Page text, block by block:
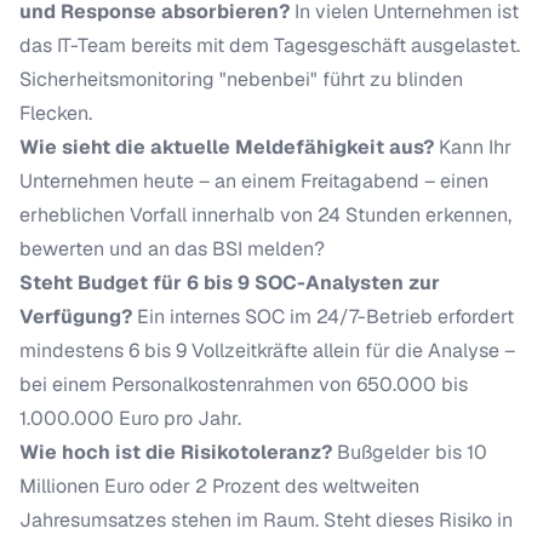
und Response absorbieren? In vielen Unternehmen ist
das IT-Team bereits mit dem Tagesgeschäft ausgelastet.
Sicherheitsmonitoring "nebenbei" führt zu blinden
Flecken.
Wie sieht die aktuelle Meldefähigkeit aus? Kann Ihr
Unternehmen heute – an einem Freitagabend – einen
erheblichen Vorfall innerhalb von 24 Stunden erkennen,
bewerten und an das BSI melden?
Steht Budget für 6 bis 9 SOC-Analysten zur
Verfügung? Ein internes SOC im 24/7-Betrieb erfordert
mindestens 6 bis 9 Vollzeitkräfte allein für die Analyse –
bei einem Personalkostenrahmen von 650.000 bis
1.000.000 Euro pro Jahr.
Wie hoch ist die Risikotoleranz? Bußgelder bis 10
Millionen Euro oder 2 Prozent des weltweiten
Jahresumsatzes stehen im Raum. Steht dieses Risiko in